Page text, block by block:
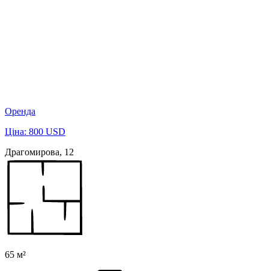
Оренда
Ціна: 800 USD
Драгомирова, 12
65 м²